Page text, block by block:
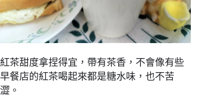
紅茶甜度拿捏得宜，帶有茶香，不會像有些
早餐店的紅茶喝起來都是糖水味，也不苦
澀。